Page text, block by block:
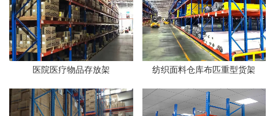
医院医疗物品存放架 纺织面料仓库布匹重型货架